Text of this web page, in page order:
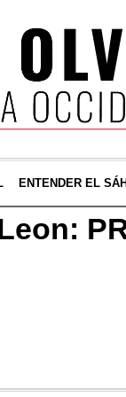
ENTENDER EL